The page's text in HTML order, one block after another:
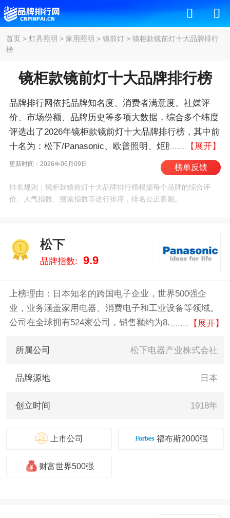
首页 > 灯具照明 > 家用照明 > 镜前灯> 镜柜款镜前灯十大品牌排行
榜
镜柜款镜前灯十大品牌排行榜
品牌排行网依托品牌知名度、消费者满意度、社媒评
价、市场份额、品牌历史等多项大数据，综合多个纬度
评选出了2026年镜柜款镜前灯十大品牌排行榜，其中前
十名为：松下/Panasonic、欧普照明、炬胜、雷士照
明、德力西/DELIXI、可美可派、乐居宝、大观
园/DGY、力进、V-POWER 。我们致力于用最真实的
数据告诉您镜柜款镜前灯什么牌子好，供您参考。
【展开】
更新时间：2026年06月09日 榜单反馈
排名规则：镜柜款镜前灯十大品牌排行榜根据每个品牌的综合评
价、人气指数、搜索指数等进行排序，排名公正客观。
1
松下
品牌指数: 9.9
上榜理由：日本知名的跨国电子企业，世界500强企
业，业务涵盖家用电器、消费电子和工业设备等领域。
公司在全球拥有524家公司，销售额约为8.38万亿日【展开】
所属公司 松下电器产业株式会社
品牌源地 日本
创立时间 1918年
上市公司 福布斯2000强
财富世界500强